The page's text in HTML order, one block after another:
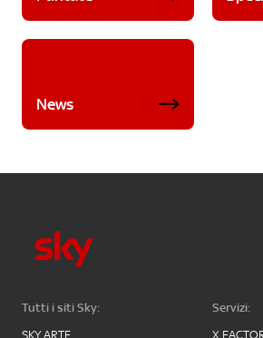
News
Tutti i siti Sky:
SKY ARTE
Servizi:
X